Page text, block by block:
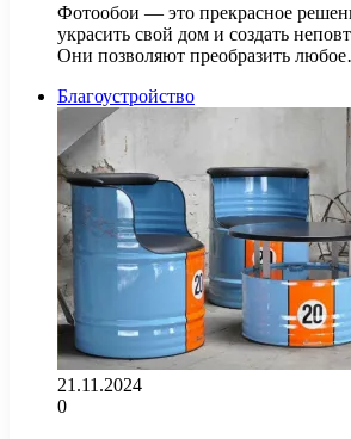
Фотообои — это прекрасное
украсить свой дом и создать
Они позволяют преобразить
Благоустройство
21.11.2024
0